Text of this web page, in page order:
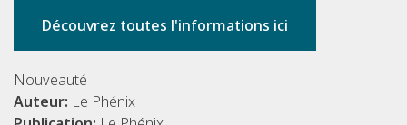
Découvrez toutes l'informations ici
Nouveauté
Auteur: Le Phénix